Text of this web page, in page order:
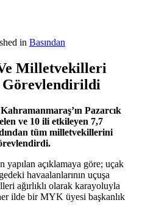
in Basından
Milletvekilleri
Görevlendirildi
Pazarcık
ve 10 ili etkileyen 7,7
tüm milletvekillerini
açıklamaya göre; uçak
havaalanlarının uçuşa
ağırlıklı olarak karayoluyla
ilde bir MYK üyesi başkanlık